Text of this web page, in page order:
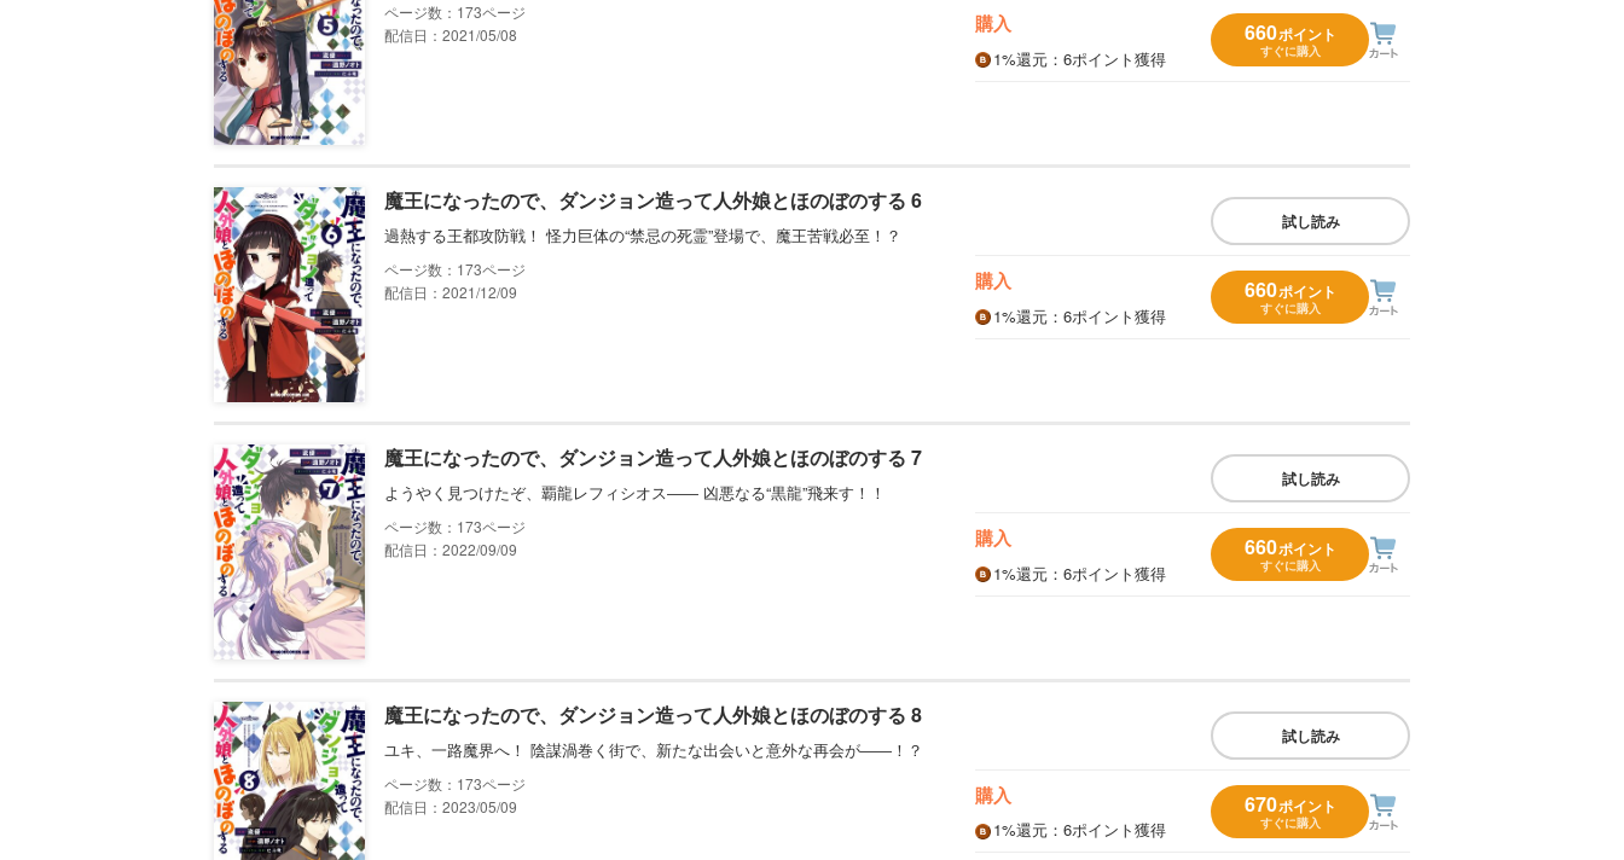
173
配信日：2021/05/08
購入
1%還元 ：6ポイント獲得
660ポイント
すぐに購入
魔王になったので、ダンジョン造って人外娘とほのぼのする 6
過熱する王都攻防戦！ 怪力巨体の“禁忌の死霊”登場で、魔王苦戦必至！？
173
配信日：2021/12/09
試し読み
購入
1%還元 ：6ポイント獲得
660ポイント
すぐに購入
魔王になったので、ダンジョン造って人外娘とほのぼのする 7
ようやく見つけたぞ、覇龍レフィシオス―― 凶悪なる“黒龍”飛来す！！
173
配信日：2022/09/09
試し読み
購入
1%還元 ：6ポイント獲得
660ポイント
すぐに購入
魔王になったので、ダンジョン造って人外娘とほのぼのする 8
ユキ、一路魔界へ！ 陰謀渦巻く街で、新たな出会いと意外な再会が――！？
173
配信日：2023/05/09
試し読み
購入
1%還元 ：6ポイント獲得
670ポイント
すぐに購入